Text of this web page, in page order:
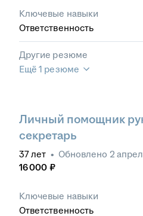
Ключевые навыки
Ответственность
Другие резюме
Ещё 1 резюме
Личный помощник
секретарь
37лет • Обновлено 2
16 000 ₽
Ключевые навыки
Ответственность